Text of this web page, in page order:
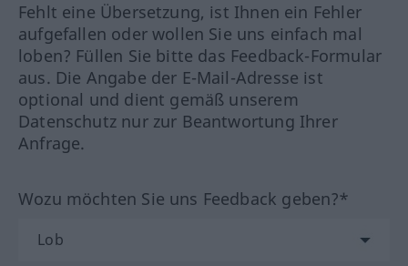
Fehlt eine Übersetzung, ist Ihnen ein Fehler
aufgefallen oder wollen Sie uns einfach mal
loben? Füllen Sie bitte das Feedback-Formular
aus. Die Angabe der E-Mail-Adresse ist
optional und dient gemäß unserem
Datenschutz nur zur Beantwortung Ihrer
Anfrage.
Wozu möchten Sie uns Feedback geben?*